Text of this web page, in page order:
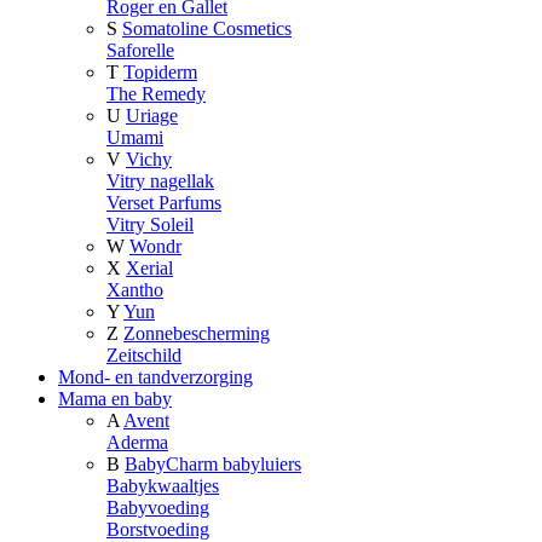
Roger en Gallet
S Somatoline Cosmetics
Saforelle
T Topiderm
The Remedy
U Uriage
Umami
V Vichy
Vitry nagellak
Verset Parfums
Vitry Soleil
W Wondr
X Xerial
Xantho
YYun
Z Zonnebescherming
Zeitschild
Mond- en tandverzorging
Mama en baby
A Avent
Aderma
B BabyCharm babyluiers
Babykwaaltjes
Babyvoeding
Borstvoeding